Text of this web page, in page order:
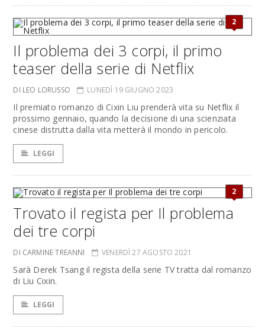
2
Il problema dei 3 corpi, il primo
teaser della serie di Netflix
DI LEO LORUSSO LUNEDÌ 19 GIUGNO 2023
Il premiato romanzo di Cixin Liu prenderà vita su Netflix il
prossimo gennaio, quando la decisione di una scienziata
cinese distrutta dalla vita metterà il mondo in pericolo.
LEGGI
2
Trovato il regista per Il problema
dei tre corpi
DI CARMINE TREANNI VENERDÌ 27 AGOSTO 2021
Sarà Derek Tsang il regista della serie TV tratta dal romanzo
di Liu Cixin.
LEGGI